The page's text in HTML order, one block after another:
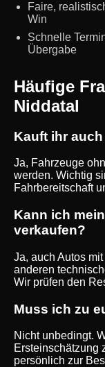
Faire,
Win
Schnelle
Übergabe
Häufige
Niddatal
Kauft ihr
Ja, Fahrzeuge
werden. Wichtig
Fahrbereitschaft
Kann ich
verkaufen?
Ja, auch Autos
anderen
Wir prüfen den
Muss ich zu
Nicht unbedingt.
Ersteinschätzung
persönlich zur